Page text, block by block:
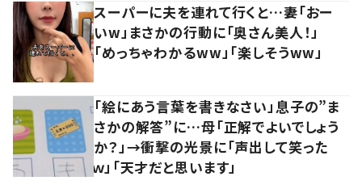
スーパーに夫を連れて行くと…妻「おー
いw」まさかの行動に「奥さん美人！」
「めっちゃわかるww」「楽しそうww」
「絵にあう言葉を書きなさい」息子の”ま
さかの解答”に…母「正解でよいでしょう
か？」→衝撃の光景に「声出して笑った
ｗ」「天才だと思います」